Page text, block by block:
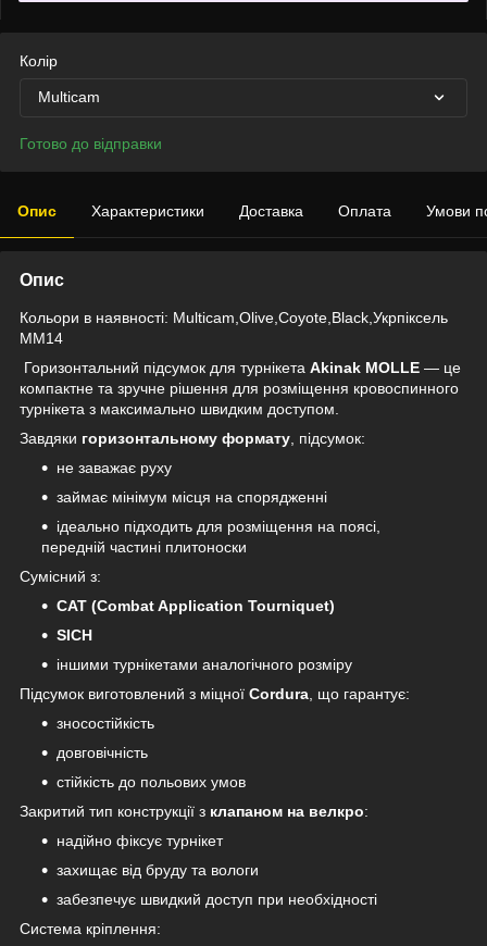
Колір
Multicam
Готово до відправки
Опис Характеристики Доставка Оплата Умови
Опис
Кольори в наявності: Multicam,Olive,Coyote,Black,Укрпіксель
ММ14
Горизонтальний підсумок для турнікета Akinak MOLLE — це
компактне та зручне рішення для розміщення кровоспинного
турнікета з максимально швидким доступом.
Завдяки горизонтальному формату , підсумок:
не заважає руху
займає мінімум місця на спорядженні
ідеально підходить для розміщення на поясі,
передній частині плитоноски
Сумісний з:
CAT (Combat Application Tourniquet)
SICH
іншими турнікетами аналогічного розміру
Підсумок виготовлений з міцної Cordura , що гарантує:
зносостійкість
довговічність
стійкість до польових умов
Закритий тип конструкції з клапаном на велкро:
надійно фіксує турнікет
захищає від бруду та вологи
забезпечує швидкий доступ при необхідності
Система кріплення: